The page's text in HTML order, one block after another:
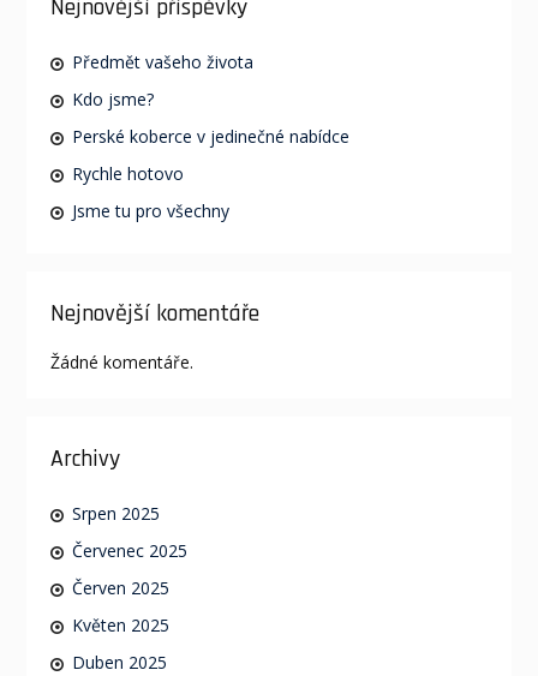
Nejnovější příspěvky
Předmět vašeho života
Kdo jsme?
Perské koberce v jedinečné nabídce
Rychle hotovo
Jsme tu pro všechny
Nejnovější komentáře
Žádné komentáře.
Archivy
Srpen 2025
Červenec 2025
Červen 2025
Květen 2025
Duben 2025